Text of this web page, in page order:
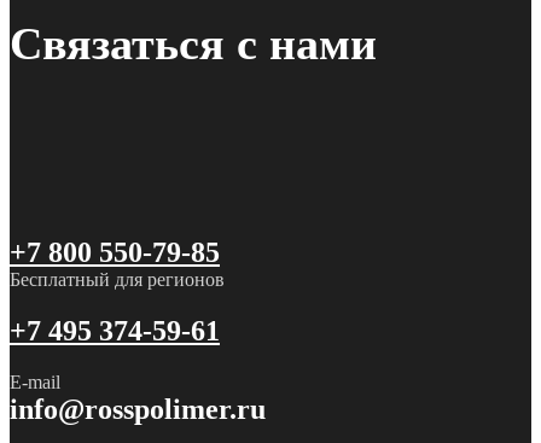
Связаться с нами
+7 800 550-79-85
Бесплатный для регионов
+7 495 374-59-61
E-mail
info@rosspolimer.ru